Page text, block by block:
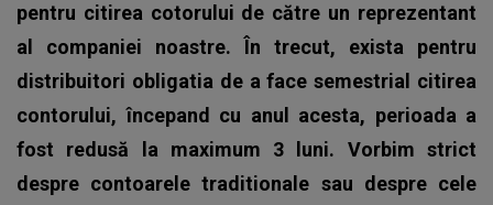
pentru citirea cotorului de către un reprezentant
al companiei noastre. În trecut, exista pentru
distribuitori obligatia de a face semestrial citirea
contorului, începand cu anul acesta, perioada a
fost redusă la maximum 3 luni. Vorbim strict
despre contoarele traditionale sau despre cele